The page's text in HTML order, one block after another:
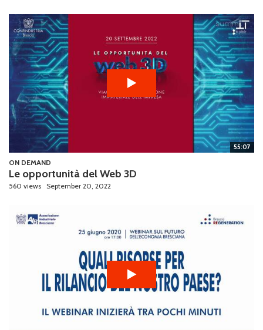
55:07
ON DEMAND
Le opportunità del Web 3D
560 views September 20, 2022